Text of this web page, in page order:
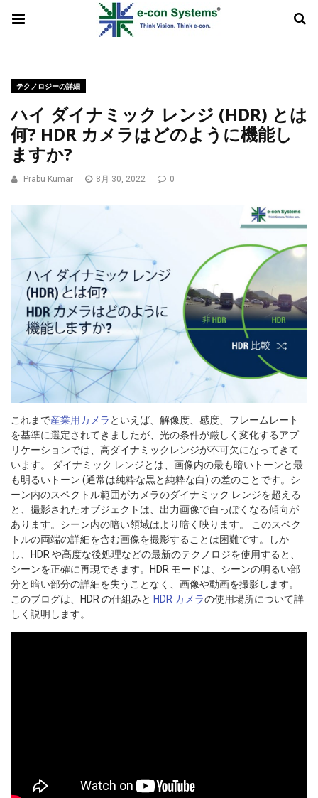
テクノロジーの詳細
ハイ ダイナミック レンジ (HDR) とは
何? HDR カメラはどのように機能し
ますか?
Prabu Kumar 8月 30, 2022 0
これまで産業用カメラ といえば、解像度、感度、フレームレート
を基準に選定されてきましたが、光の条件が厳しく変化するアプ
リケーションでは、高ダイナミックレンジが不可欠になってきて
います。 ダイナミック レンジとは、画像内の最も暗いトーンと最
も明るいトーン (通常は純粋な黒と純粋な白) の差のことです。シ
ーン内のスペクトル範囲がカメラのダイナミック レンジを超える
と、撮影されたオブジェクトは、出力画像で白っぽくなる傾向が
あります。シーン内の暗い領域はより暗く映ります。 このスペク
トルの両端の詳細を含む画像を撮影することは困難です。しか
し、HDR や高度な後処理などの最新のテクノロジを使用すると、
シーンを正確に再現できます。HDR モードは、シーンの明るい部
分と暗い部分の詳細を失うことなく、画像や動画を撮影します。
このブログは、HDR の仕組みと HDR カメラの使用場所について詳
しく説明します。